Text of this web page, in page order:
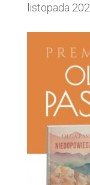
listopada